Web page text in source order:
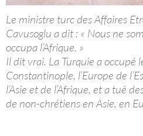
Le ministre turc des Affaires
Cavusoglu a dit : « Nous ne
occupa l’Afrique. »
Il dit vrai. La Turquie a occupé
Constantinople, l’Europe de
l’Asie et de l’Afrique, et a tué
de non-chrétiens en Asie, en